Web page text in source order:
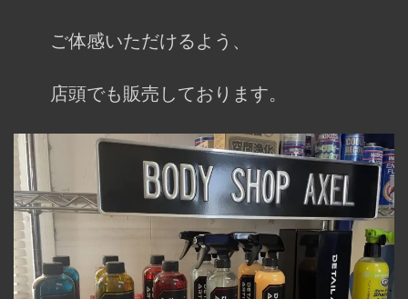
ご体感いただけるよう、
店頭でも販売しております。